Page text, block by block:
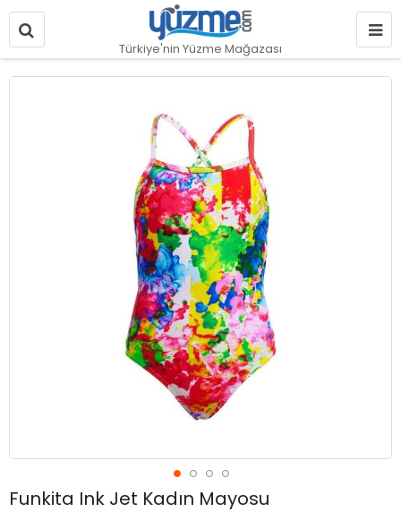
Türkiye'nin Yüzme Mağazası
Funkita Ink Jet Kadın Mayosu
Resim
Resim